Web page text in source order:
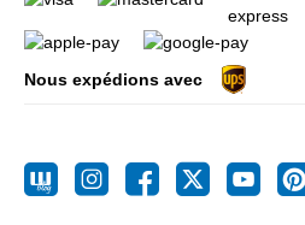
Nous expédions avec